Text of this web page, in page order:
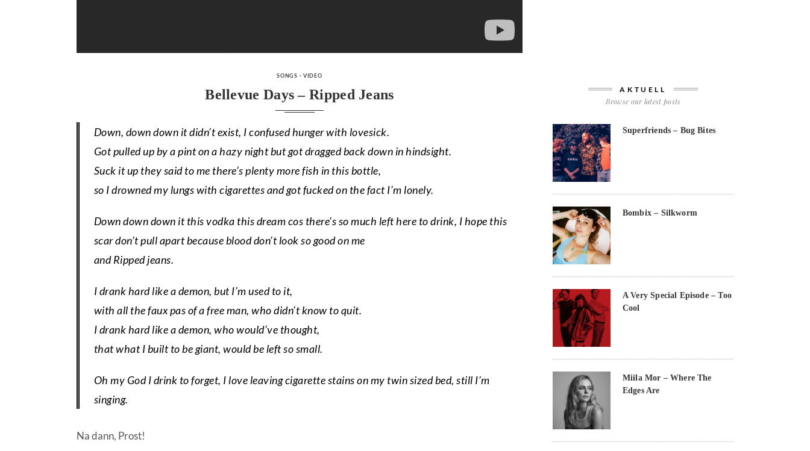
CATEGORIES
SONGS · VIDEO
Bellevue Days – Ripped Jeans
Down, down down it didn’t exist, I confused hunger with lovesick.
Got pulled up by a pint on a hazy night but got dragged back down in hindsight.
Suck it up they said to me there’s plenty more fish in this bottle,
so I drowned my lungs with cigarettes and got fucked on the fact I’m lonely.
Down down down it this vodka this dream cos there’s so much left here to drink, I hope this
scar don’t pull apart because blood don’t look so good on me
and Ripped jeans.
I drank hard like a demon, but I’m used to it,
with all the faux pas of a free man, who didn’t know to quit.
I drank hard like a demon, who would’ve thought,
that what I built to be giant, would be left so small.
Oh my God I drink to forget, I love leaving cigarette stains on my twin sized bed, still I’m
singing.
Na dann, Prost!
AKTUELL
Browse our latest posts
Superfriends – Bug Bites
Bombix – Silkworm
A Very Special Episode – Too
Cool
Miila Mor – Where The
Edges Are